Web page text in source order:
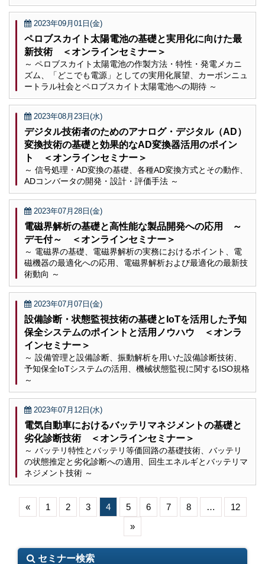
2023年09月01日(金)
ペロブスカイト太陽電池の基礎と実用化に向けた最
新技術 ＜オンラインセミナー＞
～ ペロブスカイト太陽電池の作製方法・特性・発電メカニ
ズム、「どこでも電源」としての実用化展望、カーボンニュ
ートラル社会とペロブスカイト太陽電池への期待 ～
2023年08月23日(水)
デジタル技術者のためのアナログ・デジタル（AD）
変換技術の基礎と効果的なAD変換器活用のポイン
ト ＜オンラインセミナー＞
～ 信号処理・AD変換の基礎、各種AD変換方式とその動作、
ADコンバータの開発・設計・評価手法 ～
2023年07月28日(金)
電磁界解析の基礎と高性能な製品開発への応用 ～
デモ付～ ＜オンラインセミナー＞
～ 電磁界の基礎、電磁界解析の実務におけるポイント、電
磁機器の最適化への応用、電磁界解析および最適化の最新技
術動向 ～
2023年07月07日(金)
設備診断・状態監視技術の基礎とIoTを活用した予知
保全システムのポイントと活用ノウハウ ＜オンラ
インセミナー＞
～ 設備管理と設備診断、振動解析を用いた設備診断技術、
予知保全IoTシステムの活用、機械状態監視に関するISO規格
～
2023年07月12日(水)
電気自動車におけるバッテリマネジメントの基礎と
劣化診断技術 ＜オンラインセミナー＞
～ バッテリ特性とバッテリ等価回路の基礎技術、バッテリ
の状態推定と劣化診断への適用、回生エネルギとバッテリマ
ネジメント技術 ～
« 1 2 3 4 5 6 7 8 …
12
»
セミナー検索